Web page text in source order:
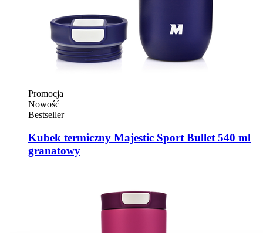
Promocja
Nowość
Bestseller
Kubek termiczny Majestic Sport Bullet 540 ml
granatowy